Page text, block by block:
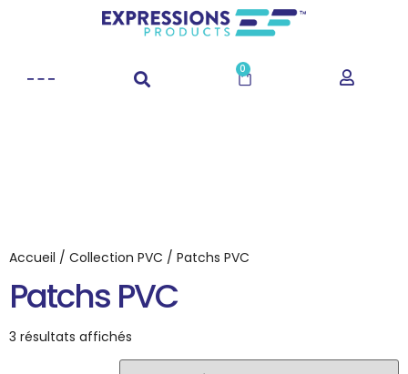
0
Accueil / Collection PVC / Patchs PVC
Patchs PVC
3 résultats affichés